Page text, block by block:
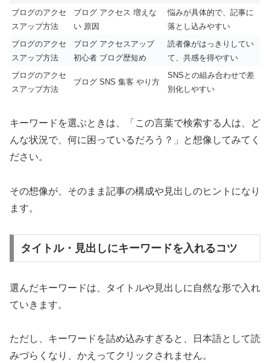
ブログのアクセ
スアップ方法
ブログ アクセス 増えな
い 原因
悩みが具体的で、記事に
落とし込みやすい
ブログのアクセ
スアップ方法
ブログ アクセスアップ
初心者 ブログ歴短め
読者像がはっきりしてい
て、共感を得やすい
ブログのアクセ
スアップ方法
ブログ SNS 集客 やり方
SNSとの組み合わせで差
別化しやすい
キーワードを選ぶときは、「この言葉で検索する人は、ど
んな状況で、何に困っているだろう？」と想像してみてく
ださい。
その想像が、そのまま記事の構成や見出しのヒントになり
ます。
タイトル・見出しにキーワードを入れるコツ
選んだキーワードは、タイトルや見出しに自然な形で入れ
ていきます。
ただし、キーワードを詰め込みすぎると、日本語として読
みづらくなり、かえってクリックされません。